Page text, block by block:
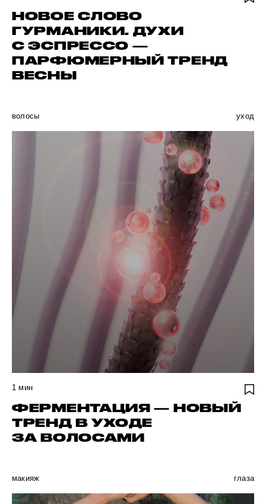
НОВОЕ СЛОВО
ГУРМАНИКИ. ДУХИ
С ЭСПРЕССО —
ПАРФЮМЕРНЫЙ ТРЕНД
ВЕСНЫ
волосы уход
1 мин
ФЕРМЕНТАЦИЯ — НОВЫЙ
ТРЕНД В УХОДЕ
ЗА ВОЛОСАМИ
макияж глаза